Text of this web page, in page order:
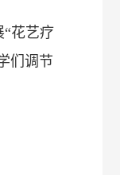
花艺疗
们调节